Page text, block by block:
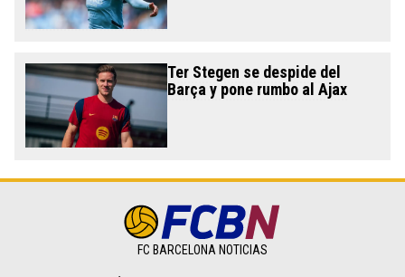
Ter Stegen se despide del
Barça y pone rumbo al Ajax
FC BARCELONA NOTICIAS